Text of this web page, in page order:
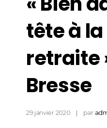
tête à la
retraite
Bresse
29 janvier 2020 par